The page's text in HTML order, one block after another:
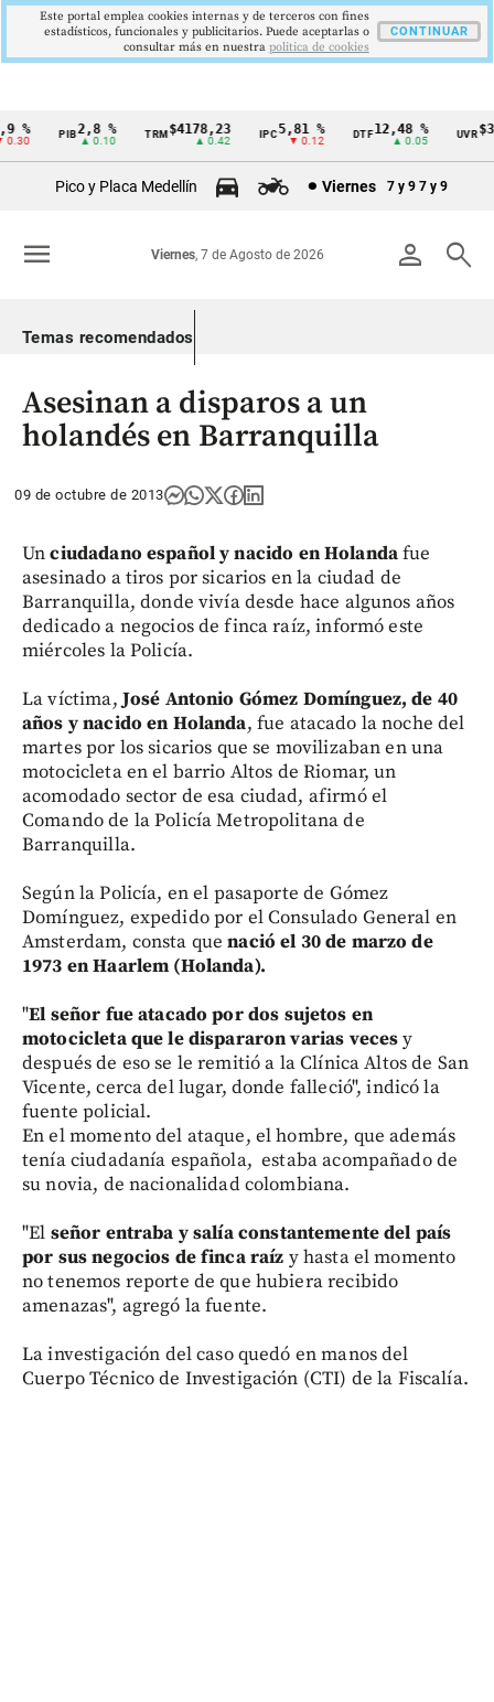
Cintillo
Colombia
% PIB2,8 %
▲ 0.10
TRM$4178,23
▲ 0.42
IPC5,81 %
▼ 0.12
DTF12,48 %
▲ 0.05
UVR
Pico y Placa Medellín Viernes 7 y 9 7 y 9
person search
Viernes, 7 de Agosto de 2026
menu
Temas recomendados
Asesinan a disparos a un
holandés en Barranquilla
09 de octubre de 2013
Unciudadano español y nacido en Holandafue
asesinado a tiros por sicarios en la ciudad de
Barranquilla, donde vivía desde hace algunos años
dedicado a negocios de finca raíz, informó este
miércoles la Policía.
La víctima,José Antonio Gómez Domínguez, de 40
años y nacido en Holanda, fue atacado la noche del
martes por los sicarios que se movilizaban en una
motocicleta en el barrio Altos de Riomar, un
acomodado sector de esa ciudad, afirmó el
Comando de la Policía Metropolitana de
Barranquilla.
Según la Policía, en el pasaporte de Gómez
Domínguez, expedido por el Consulado General en
Amsterdam, consta quenació el 30 de marzo de
1973 en Haarlem (Holanda).
"El señor fue atacado por dos sujetos en
motocicleta que le dispararon varias vecesy
después de eso se le remitió a la Clínica Altos de San
Vicente, cerca del lugar, donde falleció", indicó la
fuente policial.
En el momento del ataque, el hombre, que además
tenía ciudadanía española, estaba acompañado de
su novia, de nacionalidad colombiana.
"El señor entraba y salía constantemente del país
por sus negocios de finca raíz y hasta el momento
no tenemos reporte de que hubiera recibido
amenazas", agregó la fuente.
La investigación del caso quedó en manos del
Cuerpo Técnico de Investigación (CTI) de la Fiscalía.
Este portal emplea cookies internas y de terceros con fines
estadísticos, funcionales y publicitarios. Puede aceptarlas o
consultar más en nuestra politica de cookies
CONTINUAR